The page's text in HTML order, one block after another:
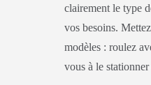
clairement le type
vos besoins.
modèles : roulez
vous à le